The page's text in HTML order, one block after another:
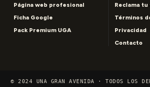
Página web profesional
Ficha Google
Pack Premium UGA
Reclama tu
Términos
Privacidad
Contacto
© 2024 UNA GRAN AVENIDA · TODOS LOS